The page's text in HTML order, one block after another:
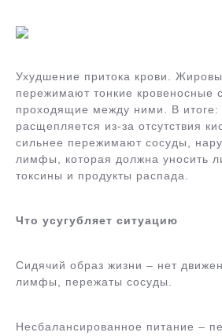
Ухудшение притока крови.
пережимают тонкие кровеносные
проходящие между ними. В итоге:
расщепляется из-за отсутствия
сильнее пережимают сосуды,
лимфы, которая должна уносить
токсины и продукты распада.
Что усугубляет ситуацию
Сидячий образ жизни – нет
лимфы, пережаты сосуды.
Несбалансированное питание –